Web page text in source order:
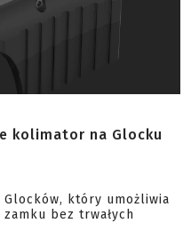
kolimator na Glocku
który umożliwia
bez trwałych